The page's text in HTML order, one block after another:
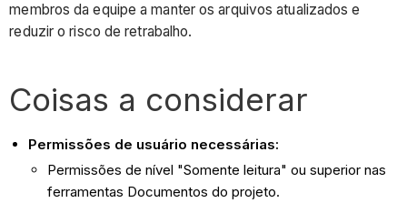
membros da equipe a manter os arquivos atualizados e
reduzir o risco de retrabalho.
Coisas a considerar
Permissões de usuário necessárias:
Permissões de nível "Somente leitura" ou superior nas
ferramentas Documentos do projeto.